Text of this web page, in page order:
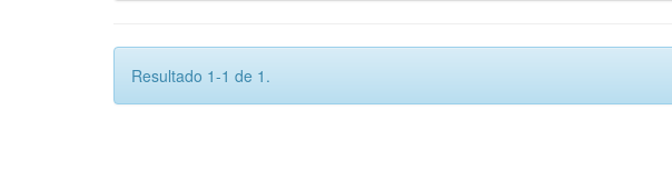
Resultado 1-1 de 1.